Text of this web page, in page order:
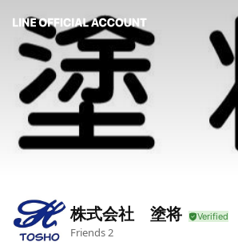
株式会社 塗将
Friends2